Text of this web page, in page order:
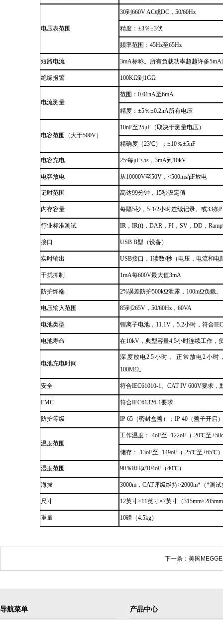
电压表范围
30到660VAC或DC，50/60Hz
精度：±3％±3伏
频率范围：45Hz至65Hz
短路电流 3mA标称。所有负载功率超越许多
绝缘报警 100KΩ到1GΩ
电流测量
范围：0.01nA至6mA
精度：±5％±0.2nA所有电压
电容范围（大于500V）
10nF至25μF（取决于测量电压）
精确度（23℃）：±10％±5nF
电容充电 25:每μF<5s，3mA到10kV
电容放电 从10000V至50V，<500ms/μF放电
记时范围 高达99分钟，15秒设定值
内存容量 每隔5秒，5-1/2小时连续记录。或33条
行业标准测试 IR ，IR(t) ，DAR ，PI ，SV ，DD ，
接口 USB B型（设备）
实时输出 USB接口，1读数/秒（电压，电流和电
干扰抑制 1mA每600V最大值3mA
防护终端 2%误差防护500kΩ泄露，100mΩ负载。
电压输入范围 85到265V ，50/60Hz ，60VA
电池类型 锂离子电池，11.1V，5.2小时 ，符合
电池寿命 在10kV，典型容量4.5小时连续工作，
电池充电时间
深度放电2.5小时， 正常放电2小时
100MΩ。
安全 符合IEC61010-1、CAT IV 600V要求，
EMC 符合IEC61326-1要求
防护等级 IP 65（密封盒盖）；IP 40（盖子开启
温度范围
工作温度：-4oF至+122oF（-20℃至
储存：-13oF至+149oF（-25℃至+65℃
湿度范围 90％RH@104oF（40℃）
海拔 3000m，CAT评级维持>2000m*（*测
尺寸 12英寸×11英寸×7英寸（
重量 10磅（4.5kg）
下一条：美国
导航菜单 产品中心